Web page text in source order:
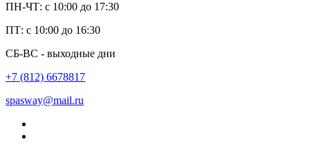
ПН-ЧТ: с 10:00 до 17:30
ПТ: с 10:00 до 16:30
СБ-ВС - выходные дни
+7 (812) 6678817
spasway@mail.ru